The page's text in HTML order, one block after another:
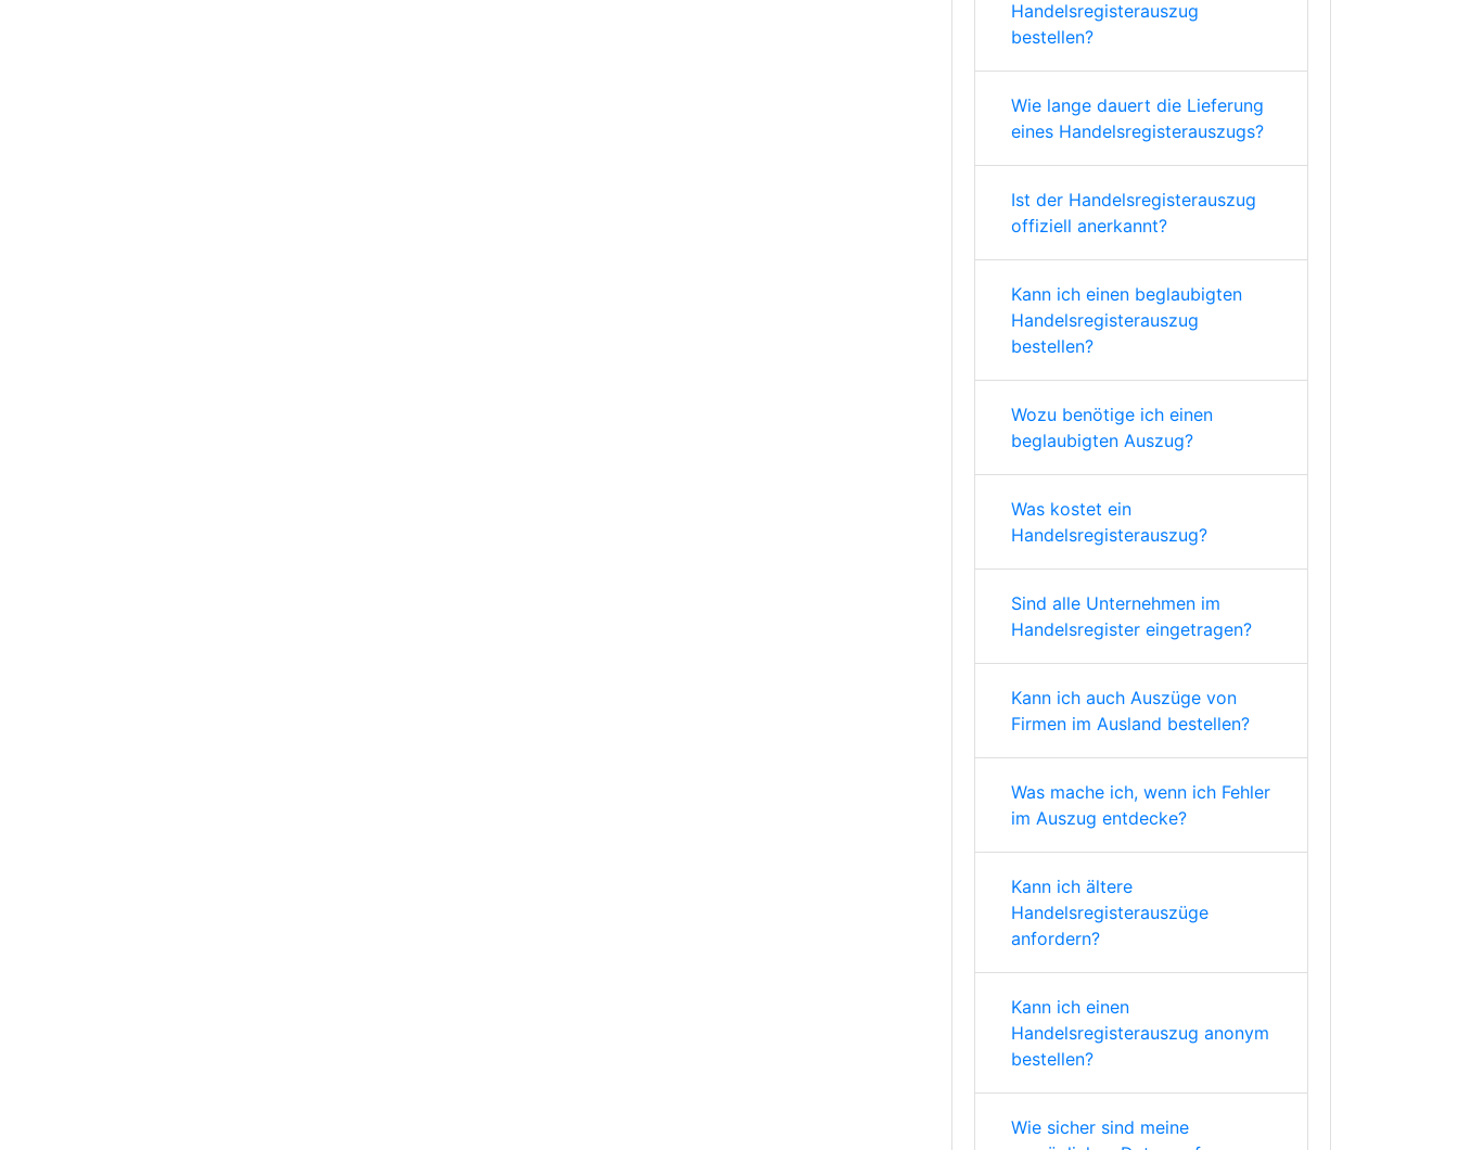
Handelsregisterauszug
bestellen?
Wie lange dauert die Lieferung
eines Handelsregisterauszugs?
Ist der Handelsregisterauszug
offiziell anerkannt?
Kann ich einen beglaubigten
Handelsregisterauszug
bestellen?
Wozu benötige ich einen
beglaubigten Auszug?
Was kostet ein
Handelsregisterauszug?
Sind alle Unternehmen im
Handelsregister eingetragen?
Kann ich auch Auszüge von
Firmen im Ausland bestellen?
Was mache ich, wenn ich Fehler
im Auszug entdecke?
Kann ich ältere
Handelsregisterauszüge
anfordern?
Kann ich einen
Handelsregisterauszug anonym
bestellen?
Wie sicher sind meine